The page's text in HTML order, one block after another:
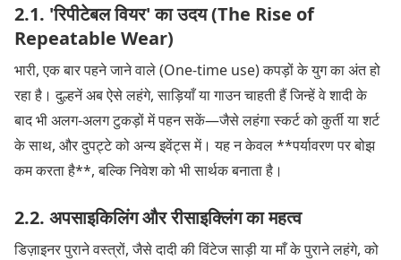
2.1. 'रिपीटेबल वियर' का उदय (The Rise of
Repeatable Wear)
भारी, एक बार पहने जाने वाले (One-time use) कपड़ों के युग का अंत हो
रहा है। दुल्हनें अब ऐसे लहंगे, साड़ियाँ या गाउन चाहती हैं जिन्हें वे शादी के
बाद भी अलग-अलग टुकड़ों में पहन सकें—जैसे लहंगा स्कर्ट को कुर्ती या शर्ट
के साथ, और दुपट्टे को अन्य इवेंट्स में। यह न केवल **पर्यावरण पर बोझ
कम करता है**, बल्कि निवेश को भी सार्थक बनाता है।
2.2. अपसाइकिलिंग और रीसाइक्लिंग का महत्व
डिज़ाइनर पुराने वस्त्रों, जैसे दादी की विंटेज साड़ी या माँ के पुराने लहंगे, को